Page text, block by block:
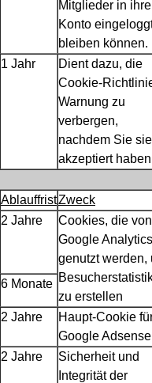
Mitglieder in
Konto
bleiben können.
1 Jahr
Dient dazu, die
Cookie-
Warnung zu
verbergen,
nachdem Sie sie
akzeptiert haben
AblauffristZweck
2 Jahre
Cookies, die von
Google Analytics
genutzt werden,
zu erstellen
6 Monate
2 Jahre
Haupt-Cookie
Google Adsense
2 Jahre
Sicherheit und
Integrität der